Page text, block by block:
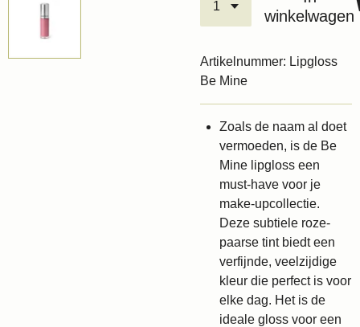
winkelwagen
Artikelnummer: Lipgloss
Be Mine
Zoals de naam al doet
vermoeden, is de Be
Mine lipgloss een
must-have voor je
make-upcollectie.
Deze subtiele roze-
paarse tint biedt een
verfijnde, veelzijdige
kleur die perfect is voor
elke dag. Het is de
ideale gloss voor een